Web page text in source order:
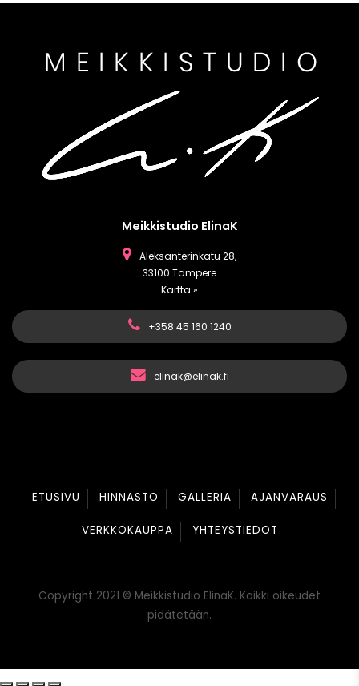
Meikkistudio ElinaK
Aleksanterinkatu 28,
33100 Tampere
Kartta »
+358 45 160 1240
elinak@elinak.fi
ETUSIVU HINNASTO GALLERIA AJANVARAUS
VERKKOKAUPPA YHTEYSTIEDOT
Copyright 2021 © Meikkistudio ElinaK. Kaikki oikeudet
pidätetään.